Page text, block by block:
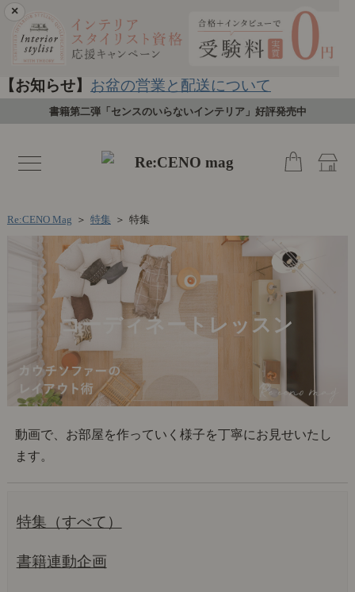
×
【お知らせ】 お盆の営業と配送について
書籍第二弾「センスのいらないインテリア」好評発売中
toggle
navigation
Re:CENO Mag ＞ 特集 ＞ 特集
コーディネートレッスン
動画で、お部屋を作っていく様子を丁寧にお見せいたし
ます。
特集（すべて）
書籍連動企画